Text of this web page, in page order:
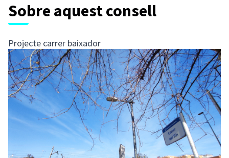
Sobre aquest consell
Projecte carrer baixador